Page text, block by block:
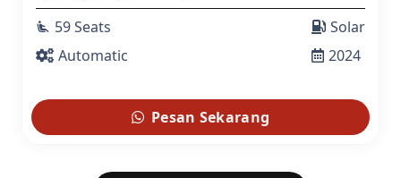
airline_seat_recline_extra 59 Seats
Automatic
Solar
2024
Pesan Sekarang